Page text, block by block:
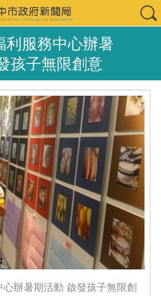
利服務中心辦暑
孩子無限創意
辦暑期活動 啟發孩子無限創